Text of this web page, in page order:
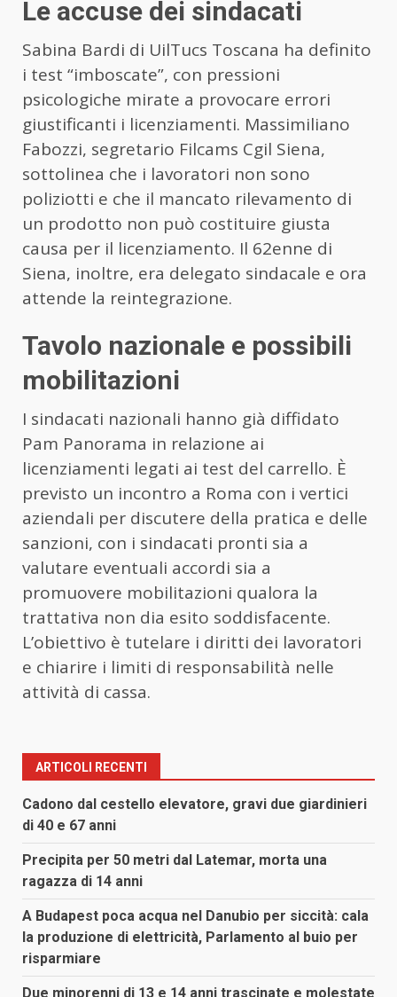
Le accuse dei sindacati
Sabina Bardi di UilTucs Toscana ha definito
i test “imboscate”, con pressioni
psicologiche mirate a provocare errori
giustificanti i licenziamenti. Massimiliano
Fabozzi, segretario Filcams Cgil Siena,
sottolinea che i lavoratori non sono
poliziotti e che il mancato rilevamento di
un prodotto non può costituire giusta
causa per il licenziamento. Il 62enne di
Siena, inoltre, era delegato sindacale e ora
attende la reintegrazione.
Tavolo nazionale e possibili
mobilitazioni
I sindacati nazionali hanno già diffidato
Pam Panorama in relazione ai
licenziamenti legati ai test del carrello. È
previsto un incontro a Roma con i vertici
aziendali per discutere della pratica e delle
sanzioni, con i sindacati pronti sia a
valutare eventuali accordi sia a
promuovere mobilitazioni qualora la
trattativa non dia esito soddisfacente.
L’obiettivo è tutelare i diritti dei lavoratori
e chiarire i limiti di responsabilità nelle
attività di cassa.
ARTICOLI RECENTI
Cadono dal cestello elevatore, gravi due giardinieri
di 40 e 67 anni
Precipita per 50 metri dal Latemar, morta una
ragazza di 14 anni
A Budapest poca acqua nel Danubio per siccità: cala
la produzione di elettricità, Parlamento al buio per
risparmiare
Due minorenni di 13 e 14 anni trascinate e molestate